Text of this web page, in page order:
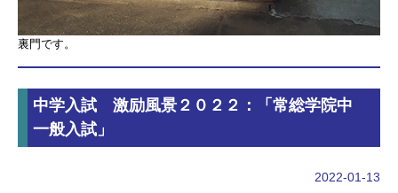
裏門です。
中学入試 激励風景２０２２：「常総学院中
一般入試」
2022-01-13